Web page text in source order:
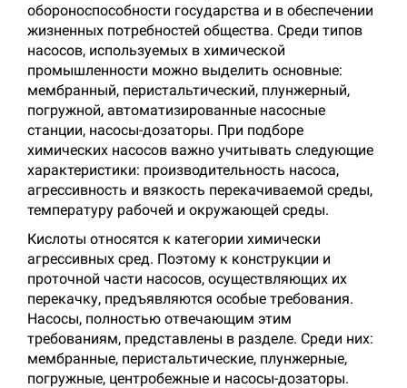
обороноспособности государства и в обеспечении
жизненных потребностей общества. Среди типов
насосов, используемых в химической
промышленности можно выделить основные:
мембранный, перистальтический, плунжерный,
погружной, автоматизированные насосные
станции, насосы-дозаторы. При подборе
химических насосов важно учитывать следующие
характеристики: производительность насоса,
агрессивность и вязкость перекачиваемой среды,
температуру рабочей и окружающей среды.
Кислоты относятся к категории химически
агрессивных сред. Поэтому к конструкции и
проточной части насосов, осуществляющих их
перекачку, предъявляются особые требования.
Насосы, полностью отвечающим этим
требованиям, представлены в разделе. Среди них:
мембранные, перистальтические, плунжерные,
погружные, центробежные и насосы-дозаторы.